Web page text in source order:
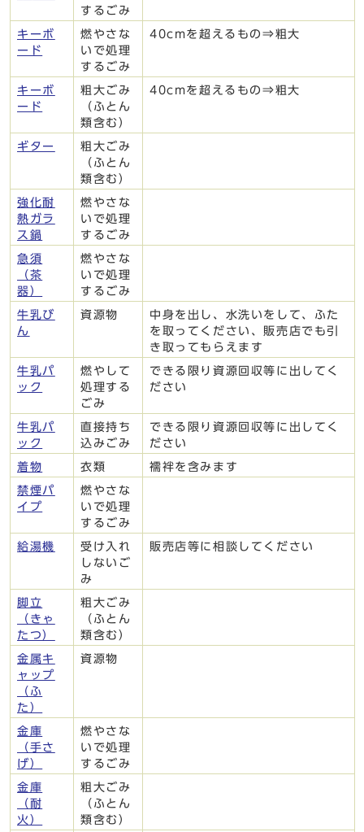
するごみ
キーボ
ード
燃やさな
いで処理
するごみ
40cmを超えるもの⇒粗大
キーボ
ード
粗大ごみ
（ふとん
類含む）
40cmを超えるもの⇒粗大
ギター
粗大ごみ
（ふとん
類含む）
強化耐
熱ガラ
ス鍋
燃やさな
いで処理
するごみ
急須
（茶
器）
燃やさな
いで処理
するごみ
牛乳び
ん
資源物
中身を出し、水洗いをして、ふた
を取ってください、販売店でも引
き取ってもらえます
牛乳パ
ック
燃やして
処理する
ごみ
できる限り資源回収等に出してく
ださい
牛乳パ
ック
直接持ち
込みごみ
できる限り資源回収等に出してく
ださい
着物 衣類 襦袢を含みます
禁煙パ
イプ
燃やさな
いで処理
するごみ
給湯機
受け入れ
しないご
み
販売店等に相談してください
脚立
（きゃ
たつ）
粗大ごみ
（ふとん
類含む）
金属キ
ャップ
（ふ
た）
資源物
金庫
（手さ
げ）
燃やさな
いで処理
するごみ
金庫
（耐
火）
粗大ごみ
（ふとん
類含む）